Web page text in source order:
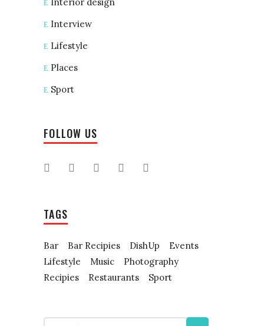
Interview
Lifestyle
Places
Sport
FOLLOW US
TAGS
Bar Bar Recipies DishUp
Events
Lifestyle
Music
Photography
Recipies
Restaurants Sport